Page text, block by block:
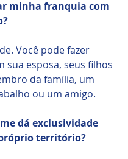
minha franquia com
Você pode fazer
sua esposa, seus filhos
da família, um
ou um amigo.
dá exclusividade
território?